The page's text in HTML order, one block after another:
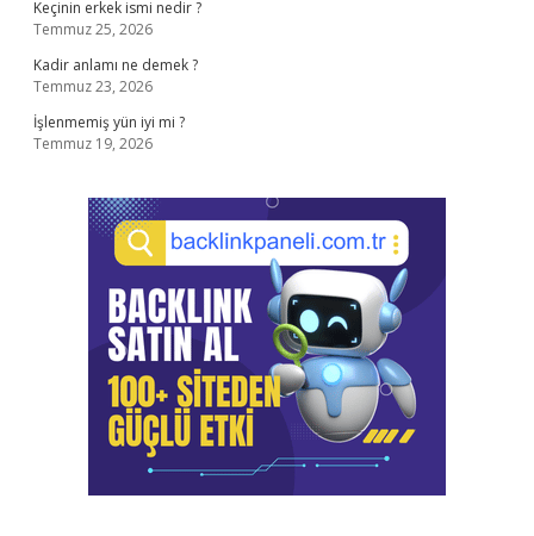
Keçinin erkek ismi nedir ?
Temmuz 25, 2026
Kadir anlamı ne demek ?
Temmuz 23, 2026
İşlenmemiş yün iyi mi ?
Temmuz 19, 2026